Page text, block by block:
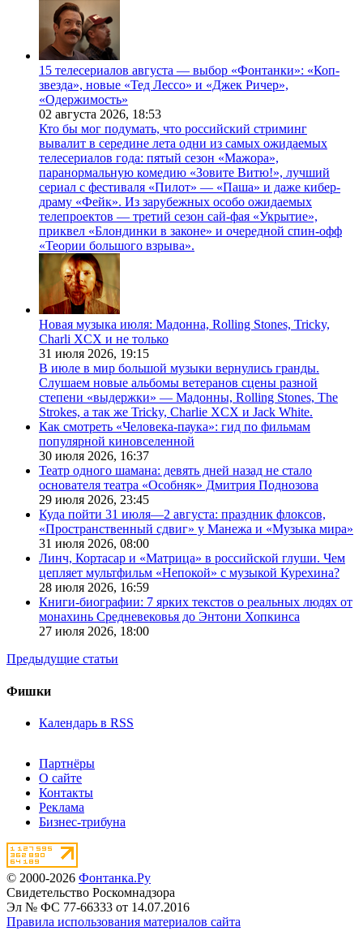
15 телесериалов августа — выбор «Фонтанки»: «Коп-
звезда», новые «Тед Лессо» и «Джек Ричер»,
«Одержимость»
02 августа 2026, 18:53
Кто бы мог подумать, что российский стриминг
вывалит в середине лета одни из самых ожидаемых
телесериалов года: пятый сезон «Мажора»,
паранормальную комедию «Зовите Витю!», лучший
сериал с фестиваля «Пилот» — «Паша» и даже кибер-
драму «Фейк». Из зарубежных особо ожидаемых
телепроектов — третий сезон сай-фая «Укрытие»,
приквел «Блондинки в законе» и очередной спин-офф
«Теории большого взрыва».
Новая музыка июля: Мадонна, Rolling Stones, Tricky,
Charli XCX и не только
31 июля 2026, 19:15
В июле в мир большой музыки вернулись гранды.
Слушаем новые альбомы ветеранов сцены разной
степени «выдержки» — Мадонны, Rolling Stones, The
Strokes, а так же Tricky, Charlie XCX и Jack White.
Как смотреть «Человека-паука»: гид по фильмам
популярной киновселенной
30 июля 2026, 16:37
Театр одного шамана: девять дней назад не стало
основателя театра «Особняк» Дмитрия Поднозова
29 июля 2026, 23:45
Куда пойти 31 июля—2 августа: праздник флоксов,
«Пространственный сдвиг» у Манежа и «Музыка мира»
31 июля 2026, 08:00
Линч, Кортасар и «Матрица» в российской глуши. Чем
цепляет мультфильм «Непокой» с музыкой Курехина?
28 июля 2026, 16:59
Книги-биографии: 7 ярких текстов о реальных людях от
монахинь Средневековья до Энтони Хопкинса
27 июля 2026, 18:00
Предыдущие статьи
Фишки
Календарь в RSS
Партнёры
О сайте
Контакты
Реклама
Бизнес-трибуна
© 2000-2026 Фонтанка.Ру
Свидетельство Роскомнадзора
Эл № ФС 77-66333 от 14.07.2016
Правила использования материалов сайта